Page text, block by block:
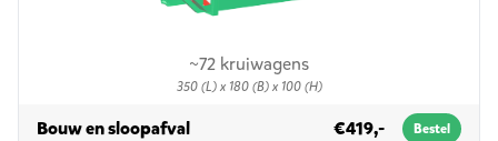
~72 kruiwagens
350 (L) x 180 (B) x 100 (H)
Bouw en sloopafvalin 6m³ €419,- Bestel